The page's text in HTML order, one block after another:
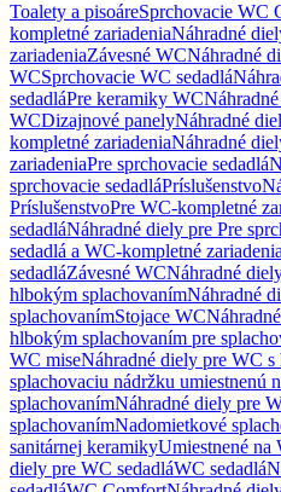
Toalety a pisoáreSprchovacie WC
kompletné zariadeniaNáhradné
zariadeniaZávesné WCNáhradné
WCSprchovacie WC sedadlá
sedadláPre keramiky WC
WCDizajnové panelyNáhradné
kompletné zariadeniaNáhradné
zariadeniaPre sprchovacie sedadlá
sprchovacie sedadláPríslušenstvo
PríslušenstvoPre WC-kompletné
sedadláNáhradné diely pre Pre
sedadlá a WC-kompletné zariadenia
sedadláZávesné WCNáhradné
hlbokým splachovanímNáhradné
splachovanímStojace WC
hlbokým splachovaním pre
WC miseNáhradné diely pre WC
splachovaciu nádržku umiestnenú
splachovanímNáhradné diely pre
splachovanímNadomietkové
sanitárnej keramikyUmiestnené na
diely pre WC sedadláWC sedadlá